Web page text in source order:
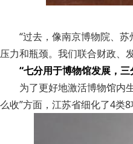
“过去，像南京博物院、
压力和瓶颈。我们联合财政、
“七分用于博物馆发展，
为了更好地激活博物馆内
么收”方面，江苏省细化了4类